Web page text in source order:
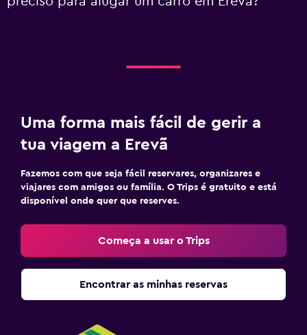
Uma forma mais fácil de gerir a
tua viagem a Erevã
Fazemos com que seja fácil reservares, organizares e
viajares com amigos ou família. O Trips é gratuito e está
disponível onde quer que reserves.
Começa a usar o Trips
Encontrar as minhas reservas